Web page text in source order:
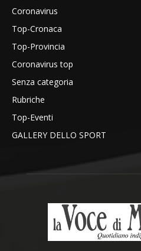
Coronavirus
Top-Cronaca
Top-Provincia
Coronavirus top
Senza categoria
Rubriche
Top-Eventi
GALLERY DELLO SPORT